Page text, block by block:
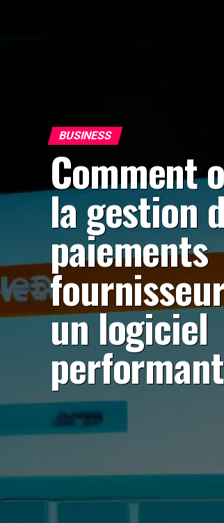
BUSINESS
Comment
la gestion
paiements
un logiciel